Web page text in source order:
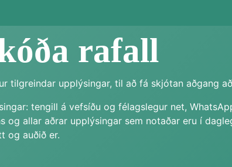
rafall
tilgreindar upplýsingar, til að fá skjótan aðgang
tengill á vefsíðu og félagslegur net,
allar aðrar upplýsingar sem notaðar eru í
og auðið er.